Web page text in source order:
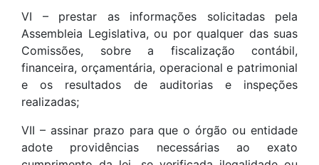
VI – prestar as informações solicitadas pela
Assembleia Legislativa, ou por qualquer das suas
Comissões, sobre a fiscalização contábil,
financeira, orçamentária, operacional e patrimonial
e os resultados de auditorias e inspeções
realizadas;
VII – assinar prazo para que o órgão ou entidade
adote providências necessárias ao exato